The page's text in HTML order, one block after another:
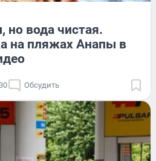
вода чистая.
на пляжах Анапы в
Обсудить